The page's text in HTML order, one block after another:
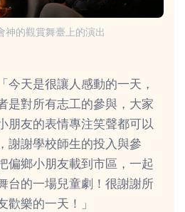
神的觀賞舞臺上的演出
今天是很讓人感動的一天，
是對所有志工的參與，大家
朋友的表情專注笑聲都可以
謝謝學校師生的投入與參
偏鄉小朋友載到市區，一起
台的一場兒童劇！很謝謝所
歡樂的一天！」